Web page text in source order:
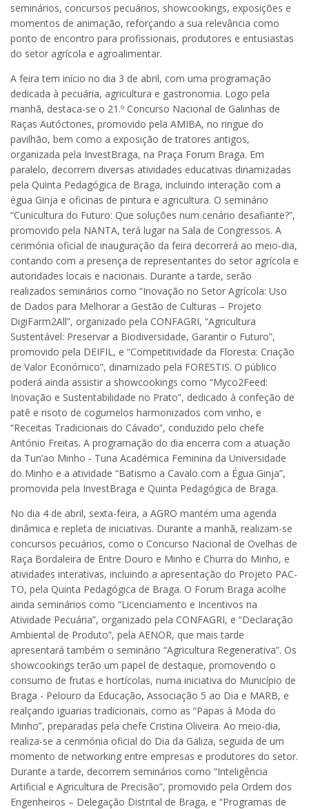
seminários, concursos pecuários, showcookings, exposições e
momentos de animação, reforçando a sua relevância como
ponto de encontro para profissionais, produtores e entusiastas
do setor agrícola e agroalimentar.
A feira tem início no dia 3 de abril, com uma programação
dedicada à pecuária, agricultura e gastronomia. Logo pela
manhã, destaca-se o 21.º Concurso Nacional de Galinhas de
Raças Autóctones, promovido pela AMIBA, no ringue do
pavilhão, bem como a exposição de tratores antigos,
organizada pela InvestBraga, na Praça Forum Braga. Em
paralelo, decorrem diversas atividades educativas dinamizadas
pela Quinta Pedagógica de Braga, incluindo interação com a
égua Ginja e oficinas de pintura e agricultura. O seminário
“Cunicultura do Futuro: Que soluções num cenário desafiante?”,
promovido pela NANTA, terá lugar na Sala de Congressos. A
cerimónia oficial de inauguração da feira decorrerá ao meio-dia,
contando com a presença de representantes do setor agrícola e
autoridades locais e nacionais. Durante a tarde, serão
realizados seminários como “Inovação no Setor Agrícola: Uso
de Dados para Melhorar a Gestão de Culturas – Projeto
DigiFarm2All”, organizado pela CONFAGRI, “Agricultura
Sustentável: Preservar a Biodiversidade, Garantir o Futuro”,
promovido pela DEIFIL, e “Competitividade da Floresta: Criação
de Valor Económico”, dinamizado pela FORESTIS. O público
poderá ainda assistir a showcookings como “Myco2Feed:
Inovação e Sustentabilidade no Prato”, dedicado à confeção de
patê e risoto de cogumelos harmonizados com vinho, e
“Receitas Tradicionais do Cávado”, conduzido pelo chefe
António Freitas. A programação do dia encerra com a atuação
da Tun’ao Minho - Tuna Académica Feminina da Universidade
do Minho e a atividade “Batismo a Cavalo com a Égua Ginja”,
promovida pela InvestBraga e Quinta Pedagógica de Braga.
No dia 4 de abril, sexta-feira, a AGRO mantém uma agenda
dinâmica e repleta de iniciativas. Durante a manhã, realizam-se
concursos pecuários, como o Concurso Nacional de Ovelhas de
Raça Bordaleira de Entre Douro e Minho e Churra do Minho, e
atividades interativas, incluindo a apresentação do Projeto PAC-
TO, pela Quinta Pedagógica de Braga. O Forum Braga acolhe
ainda seminários como “Licenciamento e Incentivos na
Atividade Pecuária”, organizado pela CONFAGRI, e “Declaração
Ambiental de Produto”, pela AENOR, que mais tarde
apresentará também o seminário “Agricultura Regenerativa”. Os
showcookings terão um papel de destaque, promovendo o
consumo de frutas e hortícolas, numa iniciativa do Município de
Braga - Pelouro da Educação, Associação 5 ao Dia e MARB, e
realçando iguarias tradicionais, como as “Papas à Moda do
Minho”, preparadas pela chefe Cristina Oliveira. Ao meio-dia,
realiza-se a cerimónia oficial do Dia da Galiza, seguida de um
momento de networking entre empresas e produtores do setor.
Durante a tarde, decorrem seminários como “Inteligência
Artificial e Agricultura de Precisão”, promovido pela Ordem dos
Engenheiros – Delegação Distrital de Braga, e “Programas de